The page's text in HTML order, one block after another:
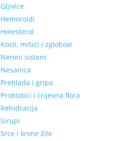
Gljivice
Hemoroidi
Holesterol
Kosti, mišići i zglobovi
Nervni sistem
Nesanica
Prehlada i gripa
Probiotici i crijevna flora
Rehidracija
Sirupi
Srce i krvne žile